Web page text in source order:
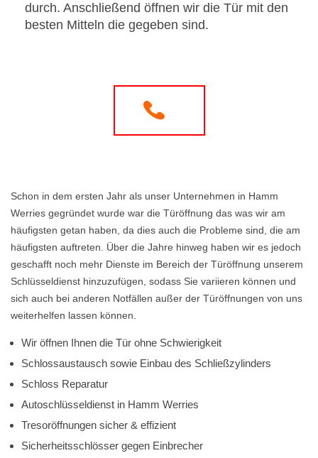
durch. Anschließend öffnen wir die Tür mit den
besten Mitteln die gegeben sind.
Schon in dem ersten Jahr als unser Unternehmen in Hamm
Werries gegründet wurde war die Türöffnung das was wir am
häufigsten getan haben, da dies auch die Probleme sind, die am
häufigsten auftreten. Über die Jahre hinweg haben wir es jedoch
geschafft noch mehr Dienste im Bereich der Türöffnung unserem
Schlüsseldienst hinzuzufügen, sodass Sie variieren können und
sich auch bei anderen Notfällen außer der Türöffnungen von uns
weiterhelfen lassen können.
Wir öffnen Ihnen die Tür ohne Schwierigkeit
Schlossaustausch sowie Einbau des Schließzylinders
Schloss Reparatur
Autoschlüsseldienst in Hamm Werries
Tresoröffnungen sicher & effizient
Sicherheitsschlösser gegen Einbrecher